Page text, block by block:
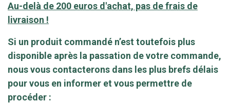
Au-delà de 200 euros d'achat, pas de frais de
livraison !
Si un produit commandé n’est toutefois plus
disponible après la passation de votre commande,
nous vous contacterons dans les plus brefs délais
pour vous en informer et vous permettre de
procéder :